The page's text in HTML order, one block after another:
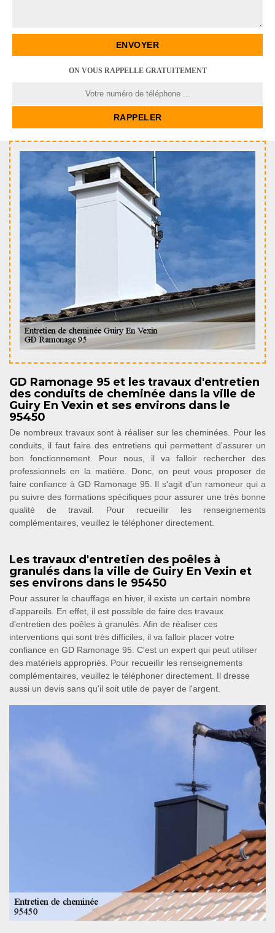
ON VOUS RAPPELLE GRATUITEMENT
GD Ramonage 95 et les travaux d'entretien
des conduits de cheminée dans la ville de
Guiry En Vexin et ses environs dans le
95450
De nombreux travaux sont à réaliser sur les cheminées. Pour les
conduits, il faut faire des entretiens qui permettent d'assurer un
bon fonctionnement. Pour nous, il va falloir rechercher des
professionnels en la matière. Donc, on peut vous proposer de
faire confiance à GD Ramonage 95. Il s'agit d'un ramoneur qui a
pu suivre des formations spécifiques pour assurer une très bonne
qualité de travail. Pour recueillir les renseignements
complémentaires, veuillez le téléphoner directement.
Les travaux d'entretien des poêles à
granulés dans la ville de Guiry En Vexin et
ses environs dans le 95450
Pour assurer le chauffage en hiver, il existe un certain nombre
d'appareils. En effet, il est possible de faire des travaux
d'entretien des poêles à granulés. Afin de réaliser ces
interventions qui sont très difficiles, il va falloir placer votre
confiance en GD Ramonage 95. C'est un expert qui peut utiliser
des matériels appropriés. Pour recueillir les renseignements
complémentaires, veuillez le téléphoner directement. Il dresse
aussi un devis sans qu'il soit utile de payer de l'argent.